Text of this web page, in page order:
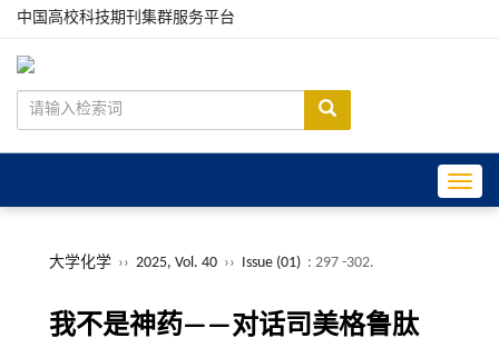
中国高校科技期刊集群服务平台
大学化学 ›› 2025, Vol. 40 ›› Issue (01) : 297 -302.
我不是神药——对话司美格鲁肽